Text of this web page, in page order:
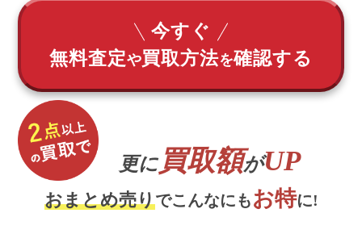
今すぐ
無料査定や買取方法を確認する
更に買取額がUP
おまとめ売りでこんなにもお特に!